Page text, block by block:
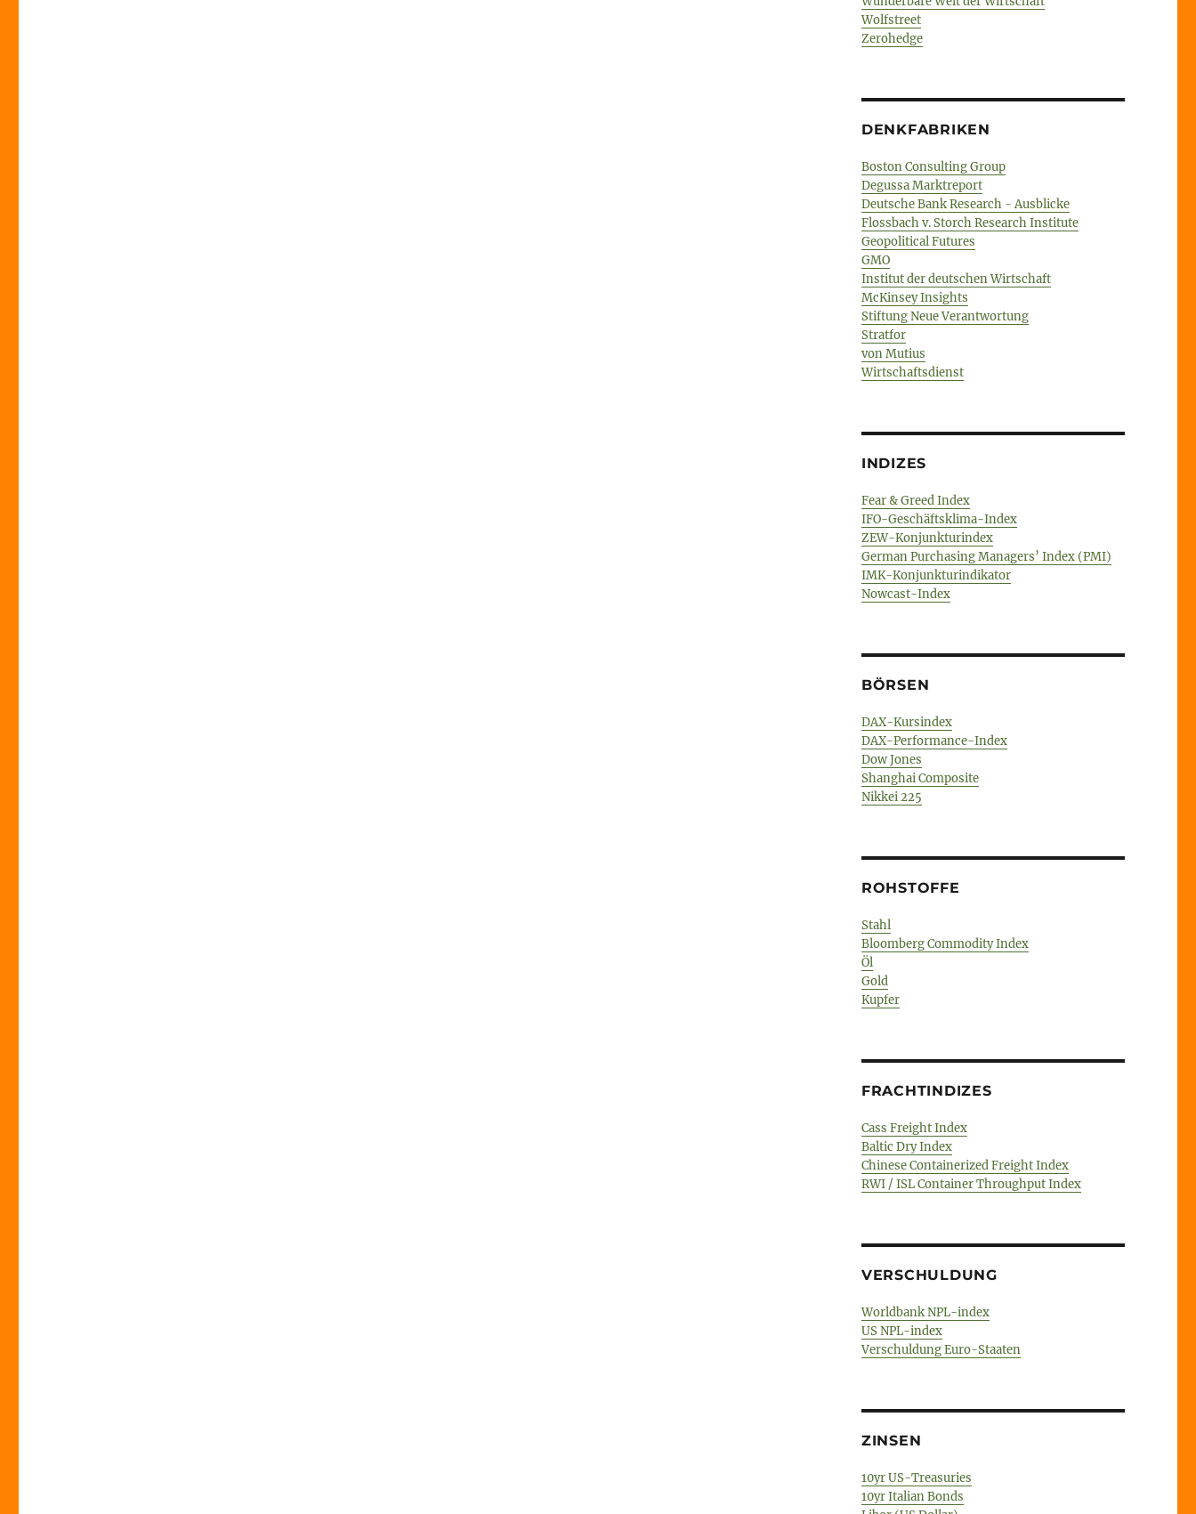
Wolfstreet
Zerohedge
DENKFABRIKEN
Boston Consulting Group
Degussa Marktreport
Deutsche Bank Research - Ausblicke
Flossbach v. Storch Research Institute
Geopolitical Futures
GMO
Institut der deutschen Wirtschaft
McKinsey Insights
Stiftung Neue Verantwortung
Stratfor
von Mutius
Wirtschaftsdienst
INDIZES
Fear & Greed Index
IFO-Geschäftsklima-Index
ZEW-Konjunkturindex
German Purchasing Managers’ Index (PMI)
IMK-Konjunkturindikator
Nowcast-Index
BÖRSEN
DAX-Kursindex
DAX-Performance-Index
Dow Jones
Shanghai Composite
Nikkei 225
ROHSTOFFE
Stahl
Bloomberg Commodity Index
Öl
Gold
Kupfer
FRACHTINDIZES
Cass Freight Index
Baltic Dry Index
Chinese Containerized Freight Index
RWI / ISL Container Throughput Index
VERSCHULDUNG
Worldbank NPL-index
US NPL-index
Verschuldung Euro-Staaten
ZINSEN
10yr US-Treasuries
10yr Italian Bonds